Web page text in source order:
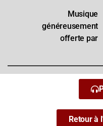
Musique
généreusement
offerte par
Retour à